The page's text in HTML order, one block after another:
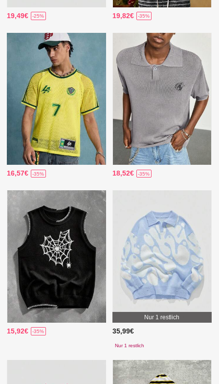
19,49€ -25% 19,82€ -35%
16,57€ -35% 18,52€ -35%
15,92€ -35%
Nur 1 restlich
35,99€
Nur 1 restlich